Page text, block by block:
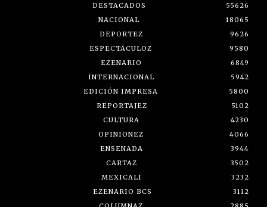
DESTACADOS
55626
NACIONAL
18065
DEPORTEZ
9626
ESPECTÁCULOZ
9580
EZENARIO
6849
INTERNACIONAL
5942
EDICIÓN IMPRESA
5800
REPORTAJEZ
5102
CULTURA
4230
OPINIONEZ
4066
ENSENADA
3944
CARTAZ
3502
MEXICALI
3232
EZENARIO BCS
3112